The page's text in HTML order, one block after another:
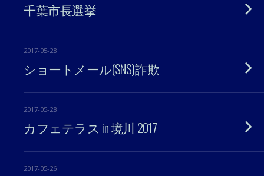
千葉市長選挙
2017-05-28
ショートメール(SNS)詐欺
2017-05-28
カフェテラス in 境川 2017
2017-05-26